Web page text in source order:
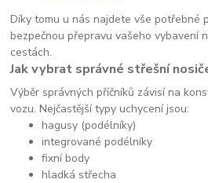
Díky tomu u nás najdete vše potřebné
bezpečnou přepravu vašeho vybavení
cestách.
Jak vybrat správné střešní
Výběr správných příčníků závisí na
vozu. Nejčastější typy uchycení jsou:
hagusy (podélníky)
integrované podélníky
fixní body
hladká střecha